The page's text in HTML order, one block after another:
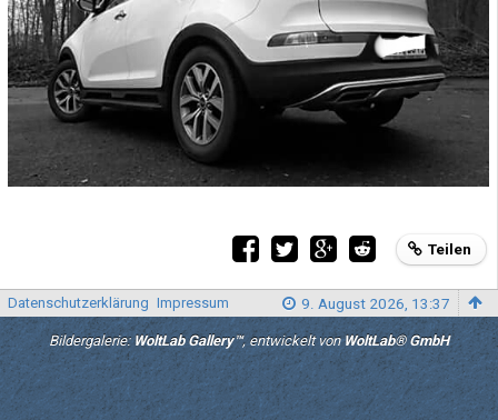
Teilen
Datenschutzerklärung Impressum 9. August 2026, 13:37
Bildergalerie: WoltLab Gallery™, entwickelt vonWoltLab® GmbH